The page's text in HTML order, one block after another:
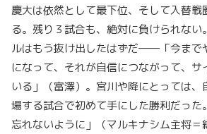
慶大は依然として最下位、そして入替戦
る。残り３試合も、絶対に負けられない
ルはもう抜け出したはずだ――「今まで
になって、それが自信につながって、サ
いる」（富澤）。宮川や降にとっては、
場する試合で初めて手にした勝利だった
忘れないように」（マルキナシム主将＝